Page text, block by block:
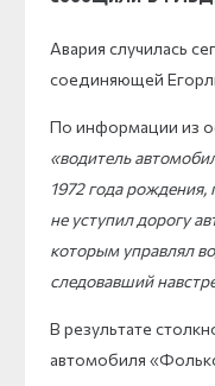
Авария случилась
соединяющей
По информации из
«водитель
1972 года
не уступил дорогу
которым управлял
следовавший
В результате
автомобиля